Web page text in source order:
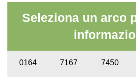
Seleziona un arco
0164 7167 7450